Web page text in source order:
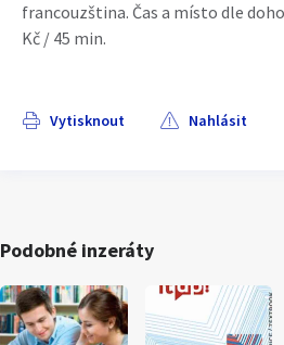
francouzština. Čas a místo dle
Kč / 45 min.
Vytisknout Nahlásit
Podobné inzeráty